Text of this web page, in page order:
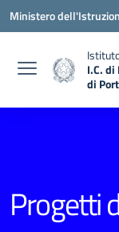
Vai ai contenuti
Vai al menu di
Vai al footer
Ministero
I.C. di
di
Progetti